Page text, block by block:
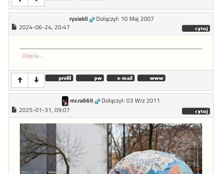
rysiekll
Dołączył: 10 Maj 2007
2024-06-24, 20:47
Zdjęcia ...
mr.ra66it
Dołączył: 03 Wrz 2011
2025-01-31, 09:07